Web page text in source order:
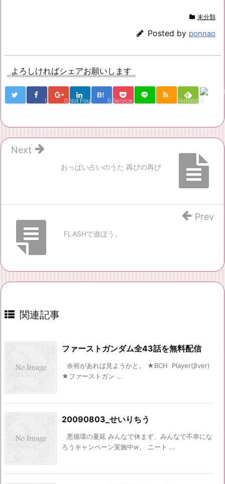
未分類
Posted by ponnao
よろしければシェアお願いします
! 0 Not Found
B!
0 Service Una Forbidden
おっぱい占いのうた 再びの再び
Next
FLASHで遊ぼう。
Prev
関連記事
ファーストガンダム全43話を無料配信
余裕があれば見ようかと。 ★BCH Player(βver)
★ファーストガン ...
20090803_せいりちう
悪循環の蔓延 みんなで休まず、みんなで不幸にな
ろうキャンペーン実施中w。 ニート ...